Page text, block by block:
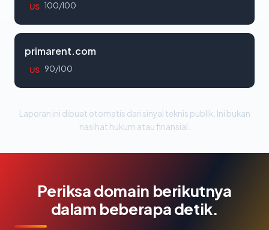
US 100/100
primarent.com
US 90/100
Laporan ini dibuat otomatis dari sinyal teknis publik. Ini bukan
nasihat hukum atau finansial.
Periksa domain berikutnya
dalam beberapa detik.